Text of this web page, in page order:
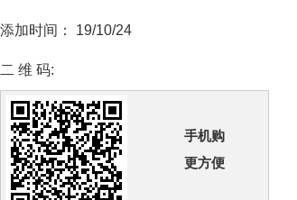
添加时间： 19/10/24
二 维 码:
手机购
更方便